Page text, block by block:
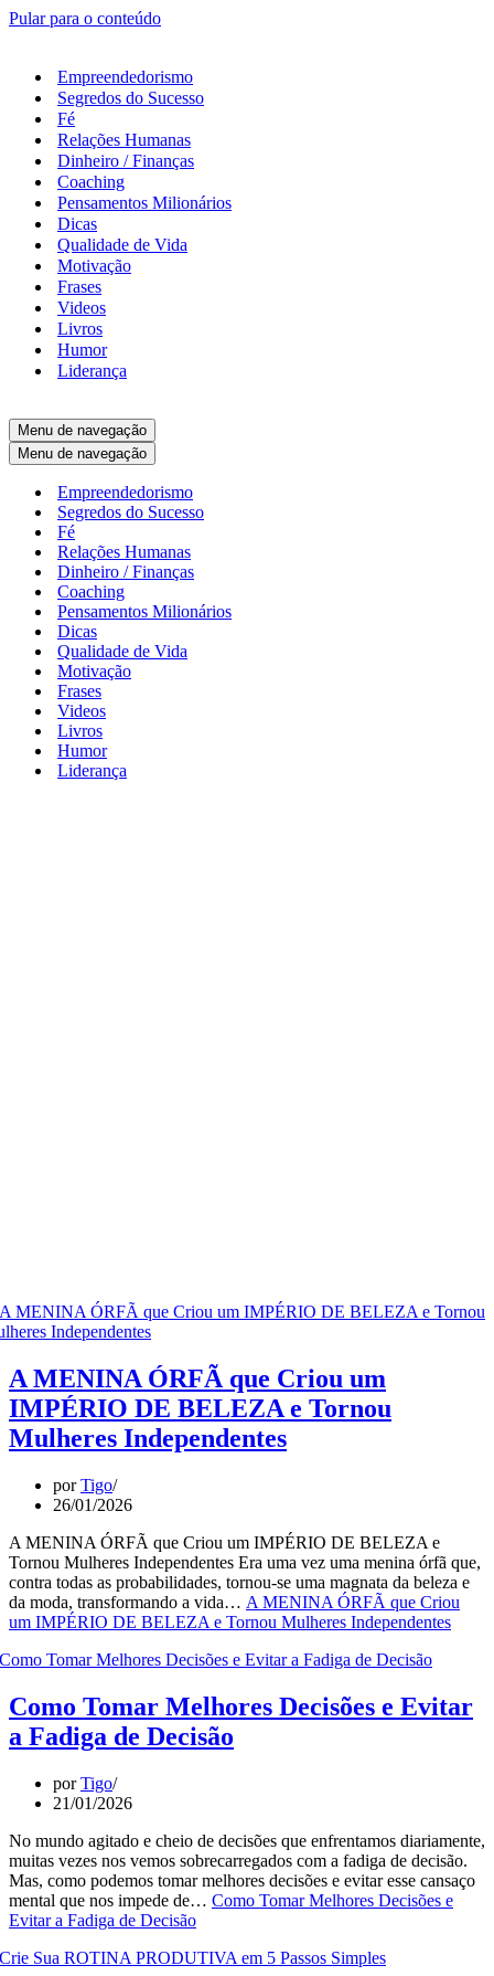
Pular para o conteúdo
Empreendedorismo
Segredos do Sucesso
Fé
Relações Humanas
Dinheiro / Finanças
Coaching
Pensamentos Milionários
Dicas
Qualidade de Vida
Motivação
Frases
Videos
Livros
Humor
Liderança
Menu de navegação
Menu de navegação
Empreendedorismo
Segredos do Sucesso
Fé
Relações Humanas
Dinheiro / Finanças
Coaching
Pensamentos Milionários
Dicas
Qualidade de Vida
Motivação
Frases
Videos
Livros
Humor
Liderança
A MENINA ÓRFÃ que Criou um
IMPÉRIO DE BELEZA e Tornou
Mulheres Independentes
porTigo
26/01/2026
A MENINA ÓRFÃ que Criou um IMPÉRIO DE BELEZA e
Tornou Mulheres Independentes Era uma vez uma menina órfã que,
contra todas as probabilidades, tornou-se uma magnata da beleza e
da moda, transformando a vida… A MENINA ÓRFÃ que Criou
um IMPÉRIO DE BELEZA e Tornou Mulheres Independentes
Como Tomar Melhores Decisões e Evitar
a Fadiga de Decisão
porTigo
21/01/2026
No mundo agitado e cheio de decisões que enfrentamos diariamente,
muitas vezes nos vemos sobrecarregados com a fadiga de decisão.
Mas, como podemos tomar melhores decisões e evitar esse cansaço
mental que nos impede de… Como Tomar Melhores Decisões e
Evitar a Fadiga de Decisão